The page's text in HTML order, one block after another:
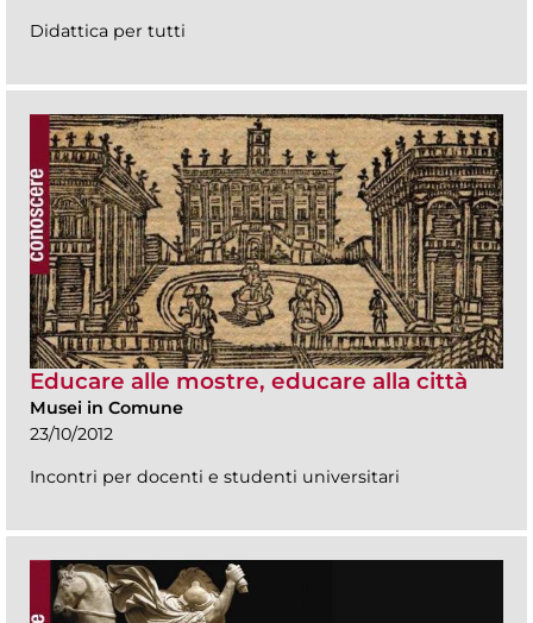
Didattica per tutti
Educare alle mostre, educare alla città
Musei in Comune
23/10/2012
Incontri per docenti e studenti universitari